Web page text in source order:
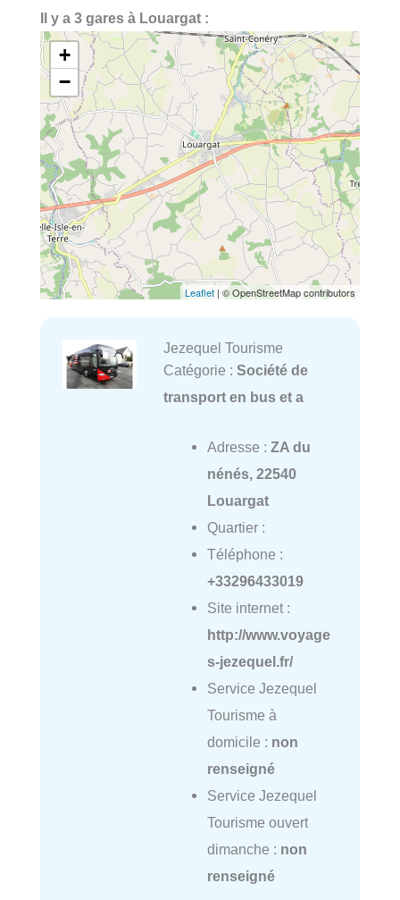
Il y a 3 gares à Louargat :
+
−
Leaflet | © OpenStreetMap contributors
Jezequel Tourisme
Catégorie : Société de
transport en bus et a
Adresse : ZA du
nénés, 22540
Louargat
Quartier :
Téléphone :
+33296433019
Site internet :
http://www.voyage
s-jezequel.fr/
Service Jezequel
Tourisme à
domicile : non
renseigné
Service Jezequel
Tourisme ouvert
dimanche : non
renseigné